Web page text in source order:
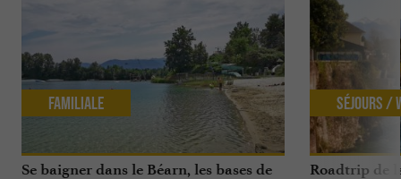
Se baigner dans le Béarn, les bases de
Familiale
Roadtrip de
Séjours /